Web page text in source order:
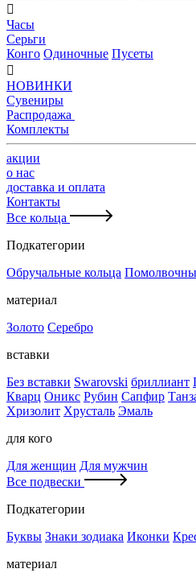

Часы
Серьги
Конго Одиночные Пусеты

НОВИНКИ
Сувениры
Распродажа
Комплекты
акции
о нас
доставка и оплата
Контакты
Все кольца
Подкатегории
Обручальные кольца
материал
Золото Серебро
вставки
Без вставки Swarovski бриллиант
Кварц Оникс Рубин Сапфир
Хризолит Хрусталь Эмаль
для кого
Для женщин Для мужчин
Все подвески
Подкатегории
Буквы Знаки зодиака Иконки
материал